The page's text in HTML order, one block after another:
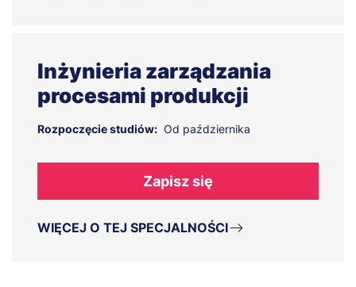
Inżynieria zarządzania
procesami produkcji
Rozpoczęcie studiów: Od października
Zapisz się
WIĘCEJ O TEJ SPECJALNOŚCI